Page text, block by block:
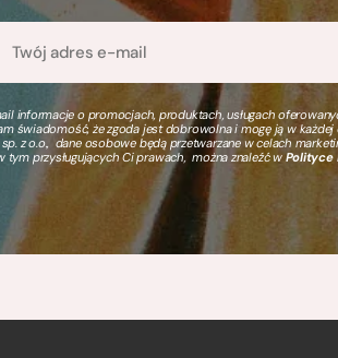
informacje o promocjach, produktach, usługach
świadomość, że zgoda jest dobrowolna i mogę ją w
z o.o., dane osobowe będą przetwarzane w celach
tym przysługujących Ci prawach, można znaleźć wPolityce